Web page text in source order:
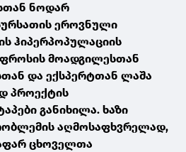
ნოდარ
ეროვნული
ჰიპერპოპულაციის
მოადგილესთან
და ექსპერტთან ლაშა
პროექტის
განიხილა. ხაზი
აღმოსაფხვრელად,
ცხოველთა